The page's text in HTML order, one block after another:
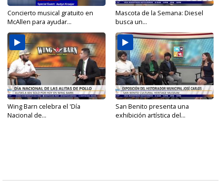
Concierto musical gratuito en
McAllen para ayudar...
Mascota de la Semana: Diesel
busca un...
Wing Barn celebra el 'Día
Nacional de...
San Benito presenta una
exhibición artística del...